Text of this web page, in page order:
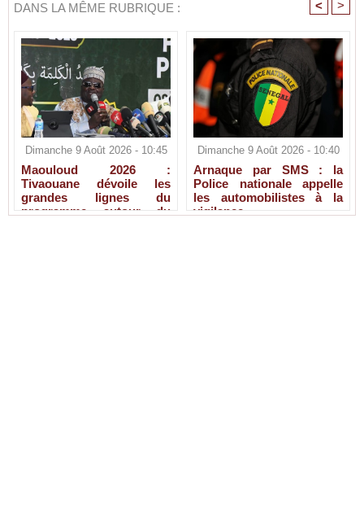
DANS LA MÊME RUBRIQUE : < >
Dimanche 9 Août 2026 - 10:45
Maouloud 2026 :
Tivaouane dévoile les
grandes lignes du
programme autour du
Dimanche 9 Août 2026 - 10:40
Arnaque par SMS : la
Police nationale appelle
les automobilistes à la
vigilance